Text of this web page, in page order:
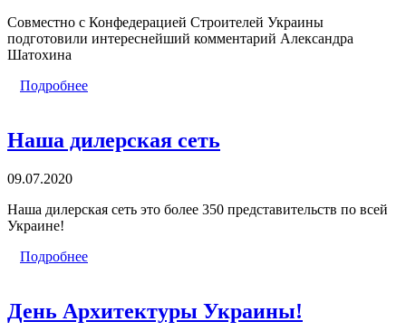
Совместно с Конфедерацией Строителей Украины
подготовили интереснейший комментарий Александра
Шатохина
Подробнее
Наша дилерская сеть
09.07.2020
Наша дилерская сеть это более 350 представительств по всей
Украине!
Подробнее
День Архитектуры Украины!